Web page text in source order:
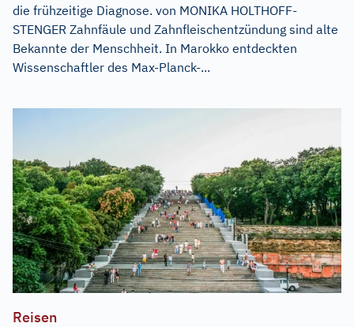
die frühzeitige Diagnose. von MONIKA HOLTHOFF-
STENGER Zahnfäule und Zahnfleischentzündung sind alte
Bekannte der Menschheit. In Marokko entdeckten
Wissenschaftler des Max-Planck-...
Reisen